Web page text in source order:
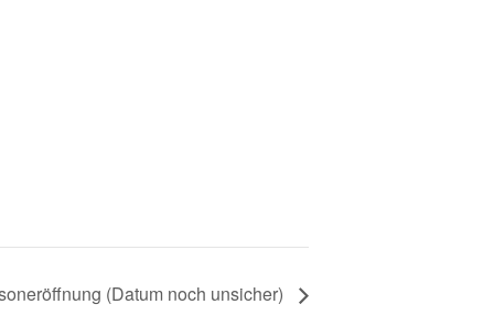
(Datum noch unsicher)